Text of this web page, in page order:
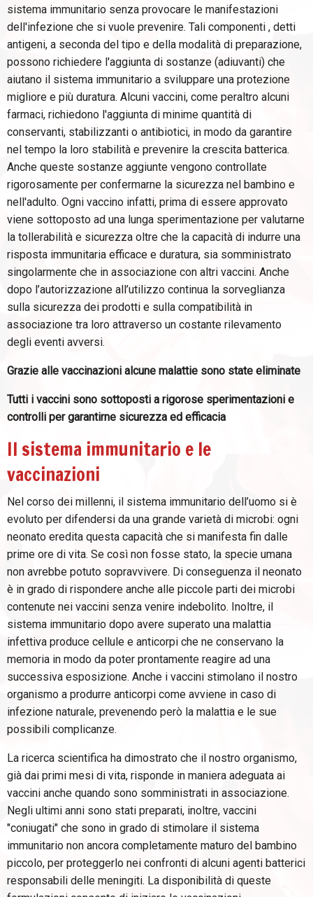
sistema immunitario senza provocare le manifestazioni
dell'infezione che si vuole prevenire. Tali componenti , detti
antigeni, a seconda del tipo e della modalità di preparazione,
possono richiedere l'aggiunta di sostanze (adiuvanti) che
aiutano il sistema immunitario a sviluppare una protezione
migliore e più duratura. Alcuni vaccini, come peraltro alcuni
farmaci, richiedono l'aggiunta di minime quantità di
conservanti, stabilizzanti o antibiotici, in modo da garantire
nel tempo la loro stabilità e prevenire la crescita batterica.
Anche queste sostanze aggiunte vengono controllate
rigorosamente per confermarne la sicurezza nel bambino e
nell'adulto. Ogni vaccino infatti, prima di essere approvato
viene sottoposto ad una lunga sperimentazione per valutarne
la tollerabilità e sicurezza oltre che la capacità di indurre una
risposta immunitaria efficace e duratura, sia somministrato
singolarmente che in associazione con altri vaccini. Anche
dopo l’autorizzazione all’utilizzo continua la sorveglianza
sulla sicurezza dei prodotti e sulla compatibilità in
associazione tra loro attraverso un costante rilevamento
degli eventi avversi.
Grazie alle vaccinazioni alcune malattie sono state eliminate
Tutti i vaccini sono sottoposti a rigorose sperimentazioni e
controlli per garantirne sicurezza ed efficacia
Il sistema immunitario e le
vaccinazioni
Nel corso dei millenni, il sistema immunitario dell’uomo si è
evoluto per difendersi da una grande varietà di microbi: ogni
neonato eredita questa capacità che si manifesta fin dalle
prime ore di vita. Se così non fosse stato, la specie umana
non avrebbe potuto sopravvivere. Di conseguenza il neonato
è in grado di rispondere anche alle piccole parti dei microbi
contenute nei vaccini senza venire indebolito. Inoltre, il
sistema immunitario dopo avere superato una malattia
infettiva produce cellule e anticorpi che ne conservano la
memoria in modo da poter prontamente reagire ad una
successiva esposizione. Anche i vaccini stimolano il nostro
organismo a produrre anticorpi come avviene in caso di
infezione naturale, prevenendo però la malattia e le sue
possibili complicanze.
La ricerca scientifica ha dimostrato che il nostro organismo,
già dai primi mesi di vita, risponde in maniera adeguata ai
vaccini anche quando sono somministrati in associazione.
Negli ultimi anni sono stati preparati, inoltre, vaccini
"coniugati" che sono in grado di stimolare il sistema
immunitario non ancora completamente maturo del bambino
piccolo, per proteggerlo nei confronti di alcuni agenti batterici
responsabili delle meningiti. La disponibilità di queste